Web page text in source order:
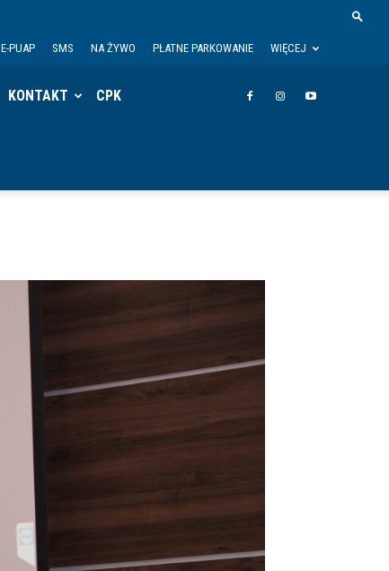
E-PUAP SMS NA ŻYWO PŁATNE PARKOWANIE WIĘCEJ
KONTAKT CPK